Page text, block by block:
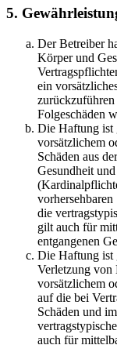
5.
Der Betreiber
Körper und
ein
Folgeschäden
Die Haftung ist
vorsätzlichem
Schäden aus
Gesundheit
die
gilt auch für
entgangenen
Die Haftung ist
Verletzung von
vorsätzlichem
auf die bei
Schäden und
auch für